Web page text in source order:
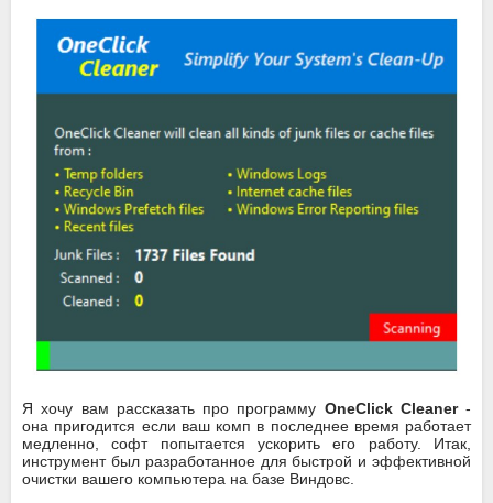
Я хочу вам рассказать про программу OneClick Cleaner-
она пригодится если ваш комп в последнее время работает
медленно, софт попытается ускорить его работу. Итак,
инструмент был разработанное для быстрой и эффективной
очистки вашего компьютера на базе Виндовс.